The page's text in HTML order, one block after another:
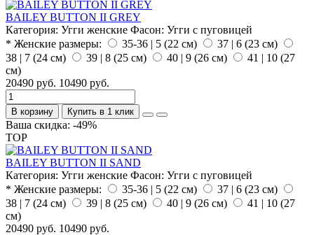
BAILEY BUTTON II GREY
Категория: Угги женские Фасон: Угги с пуговицей
* Женские размеры:
35-36 | 5 (22 см)
37 | 6 (23 см)
38 | 7 (24 см)
39 | 8 (25 см) 40 | 9 (26 см)
41 | 10 (27
см)
20490 руб. 10490 руб.
В корзину Купить в 1 клик
Ваша скидка: -49%
TOP
BAILEY BUTTON II SAND
Категория: Угги женские Фасон: Угги с пуговицей
* Женские размеры:
35-36 | 5 (22 см)
37 | 6 (23 см)
38 | 7 (24 см)
39 | 8 (25 см) 40 | 9 (26 см)
41 | 10 (27
см)
20490 руб. 10490 руб.